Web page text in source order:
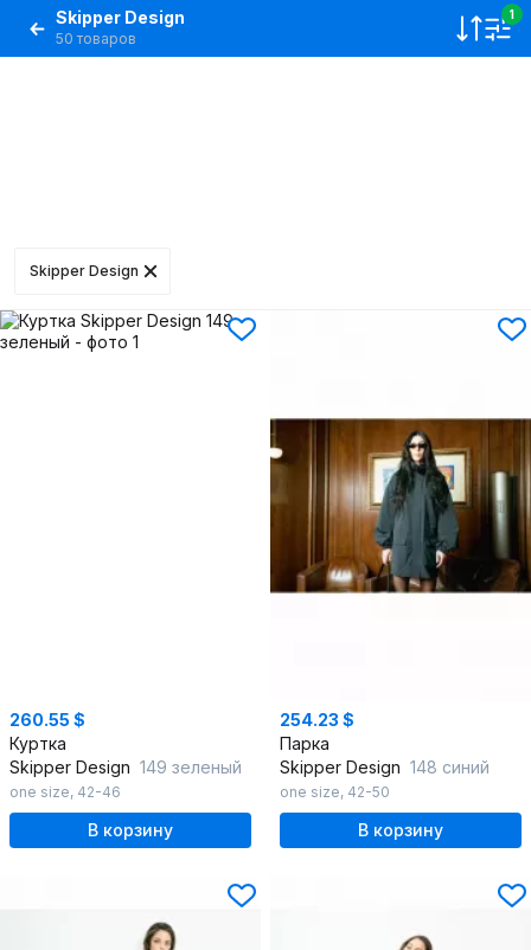
Skipper Design
50 товаров
1
Skipper Design
260.55 $
Куртка
Skipper Design 149 зеленый
one size, 42-46
В корзину
254.23 $
Парка
Skipper Design 148 синий
one size, 42-50
В корзину